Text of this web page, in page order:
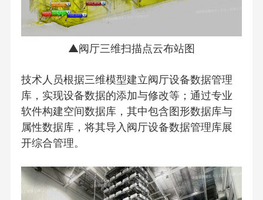
▲阀厅三维扫描点云布站图
技术人员根据三维模型建立阀厅设备数据管理
库，实现设备数据的添加与修改等；通过专业
软件构建空间数据库，其中包含图形数据库与
属性数据库，将其导入阀厅设备数据管理库展
开综合管理。